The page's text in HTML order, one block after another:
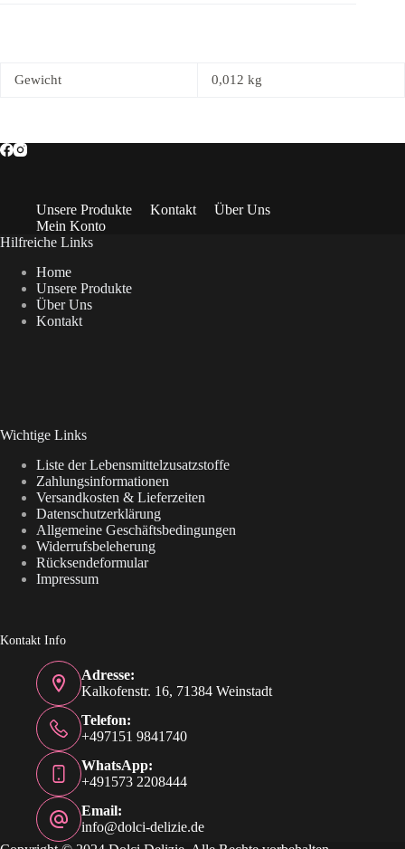
Gewicht 0,012 kg
Unsere Produkte Kontakt
Über Uns
Mein Konto
Hilfreiche Links
Home
Unsere Produkte
Über Uns
Kontakt
Wichtige Links
Liste der Lebensmittelzusatzstoffe
Zahlungsinformationen
Versandkosten & Lieferzeiten
Datenschutzerklärung
Allgemeine Geschäftsbedingungen
Widerrufsbeleherung
Rücksendeformular
Impressum
Kontakt Info
Adresse:
Kalkofenstr. 16, 71384 Weinstadt
Telefon:
+497151 9841740
WhatsApp:
+491573 2208444
Email:
info@dolci-delizie.de